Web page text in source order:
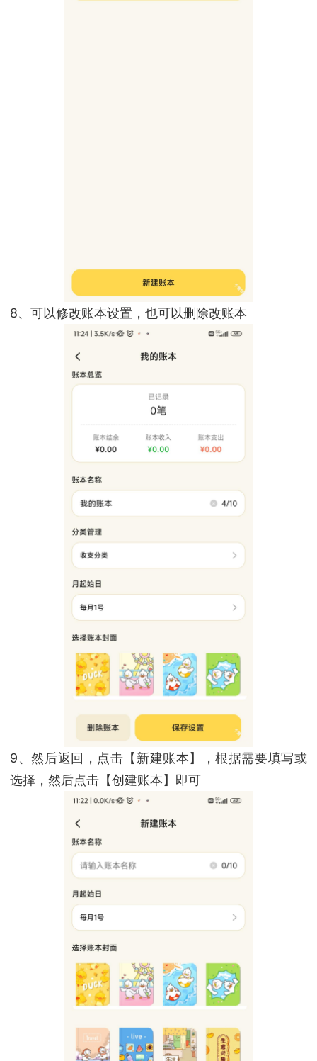
8、可以修改账本设置，也可以删除改账本
9、然后返回，点击【新建账本】，根据需要填写或
选择，然后点击【创建账本】即可